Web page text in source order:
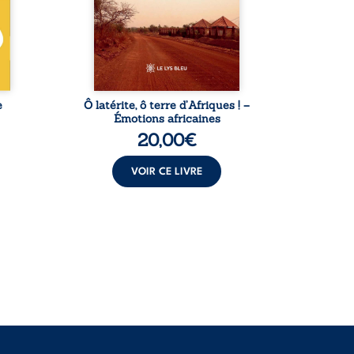
portraits marquants –
Thomas Sankara, Hamadoun
Dicko, le Vieux Biokou –
l’auteur partage des
instantanés ...
Ô latérite, ô terre d’Afriques ! –
Émotions africaines
20,00€
VOIR CE LIVRE